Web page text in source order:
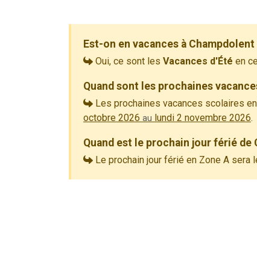
Est-on en vacances à
Oui, ce sont les Vacances d'Été en
Quand sont les prochaines
Les prochaines vacances scolaires
octobre 2026 au lundi 2 novembre 2026.
Quand est le prochain jour férié de
Le prochain jour férié en Zone A sera